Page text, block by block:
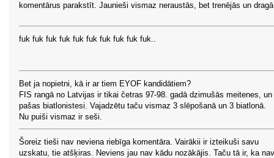
komentārus parakstīt. Jaunieši vismaz neraustās, bet trenējās un dragā
fuk fuk fuk fuk fuk fuk fuk fuk fuk fuk..
Bet ja nopietni, kā ir ar tiem EYOF kandidātiem?
FIS rangā no Latvijas ir tikai četras 97-98. gadā dzimušās meitenes,
pašas biatlonistesi. Vajadzētu taču vismaz 3 slēpošanā un 3 biatlonā.
Nu puiši vismaz ir seši.
Šoreiz tieši nav neviena riebīga komentāra. Vairākii ir izteikuši savu
uzskatu, tie atšķiras. Neviens jau nav kādu nozākājis. Taču tā ir, ka